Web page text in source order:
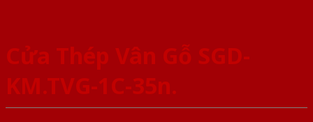
Cửa Thép Vân Gỗ SGD-
KM.TVG-1C-35n.